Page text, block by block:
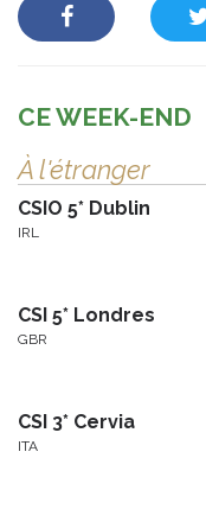
CE WEEK-END
À l'étranger
CSIO 5* Dublin
IRL
CSI 5* Londres
GBR
CSI 3* Cervia
ITA